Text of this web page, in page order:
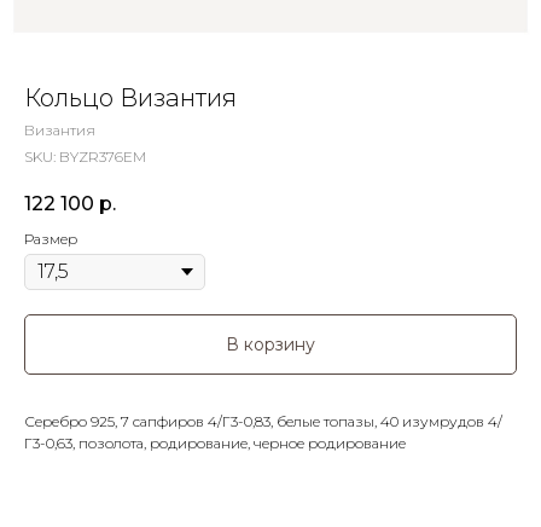
Кольцо Византия
Византия
SKU: BYZR376EM
122 100 р.
Размер
В корзину
Серебро 925, 7 сапфиров 4/Г3-0,83, белые топазы, 40 изумрудов 4/
Г3-0,63, позолота, родирование, черное родирование